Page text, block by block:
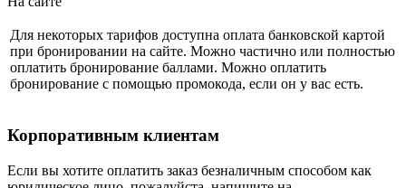
Для некоторых тарифов доступна оплата банковской картой
при бронировании на сайте. Можно частично или полностью
оплатить бронирование баллами. Можно оплатить
бронирование с помощью промокода, если он у вас есть.
Корпоративным клиентам
Если вы хотите оплатить заказ безналичным способом как